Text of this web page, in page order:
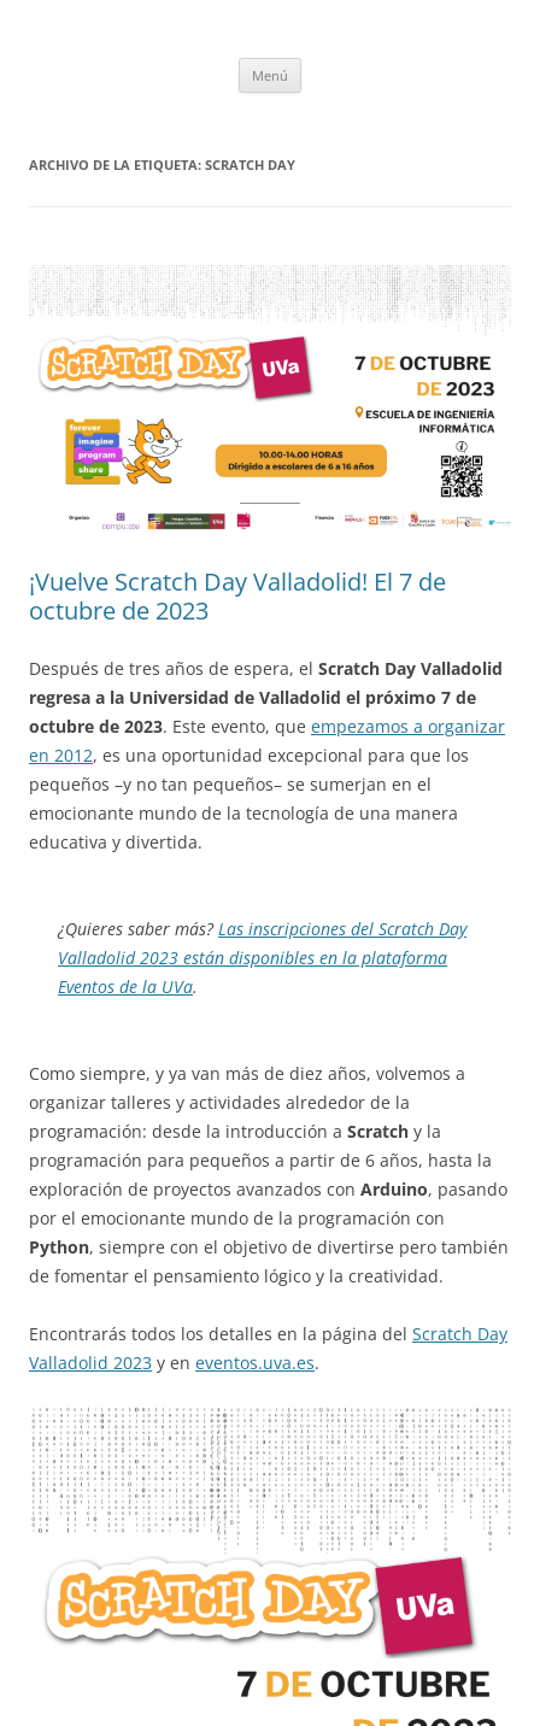
Menú
ARCHIVO DE LA ETIQUETA: SCRATCH DAY
¡Vuelve Scratch Day Valladolid! El 7 de
octubre de 2023
Después de tres años de espera, el Scratch Day Valladolid
regresa a la Universidad de Valladolid el próximo 7 de
octubre de 2023. Este evento, que empezamos a organizar
en 2012, es una oportunidad excepcional para que los
pequeños –y no tan pequeños– se sumerjan en el
emocionante mundo de la tecnología de una manera
educativa y divertida.
¿Quieres saber más?Las inscripciones del Scratch Day
Valladolid 2023 están disponibles en la plataforma
Eventos de la UVa.
Como siempre, y ya van más de diez años, volvemos a
organizar talleres y actividades alrededor de la
programación: desde la introducción a Scratch y la
programación para pequeños a partir de 6 años, hasta la
exploración de proyectos avanzados con Arduino, pasando
por el emocionante mundo de la programación con
Python, siempre con el objetivo de divertirse pero también
de fomentar el pensamiento lógico y la creatividad.
Encontrarás todos los detalles en la página del Scratch Day
Valladolid 2023 y en eventos.uva.es.